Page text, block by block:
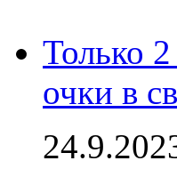
Только
очки в